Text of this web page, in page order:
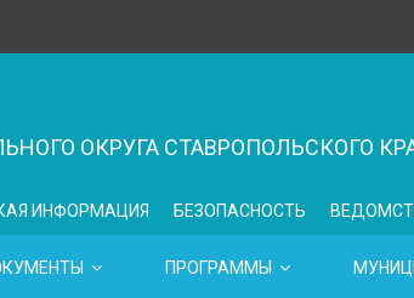
ОКРУГА СТАВРОПОЛЬСКОГО
ИНФОРМАЦИЯ БЕЗОПАСНОСТЬ
ПРОГРАММЫ